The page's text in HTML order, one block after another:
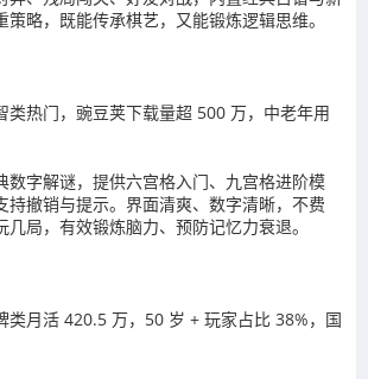
略，既能传承棋艺，又能锻炼逻辑思维。
类热门，豌豆荚下载量超 500 万，中老年用
数字解谜，提供六宫格入门、九宫格进阶模
持撤销与提示。界面清爽、数字清晰，不费
局，有效锻炼脑力、预防记忆力衰退。
类月活 420.5 万，50 岁 + 玩家占比 38%，国